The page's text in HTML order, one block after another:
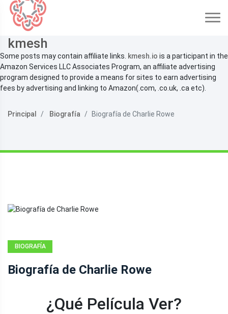
kmesh
Some posts may contain affiliate links. kmesh.io is a participant in the
Amazon Services LLC Associates Program, an affiliate advertising
program designed to provide a means for sites to earn advertising
fees by advertising and linking to Amazon(.com, .co.uk, .ca etc).
Principal Biografía Biografía de Charlie Rowe
BIOGRAFÍA
Biografía de Charlie Rowe
¿Qué Película Ver?